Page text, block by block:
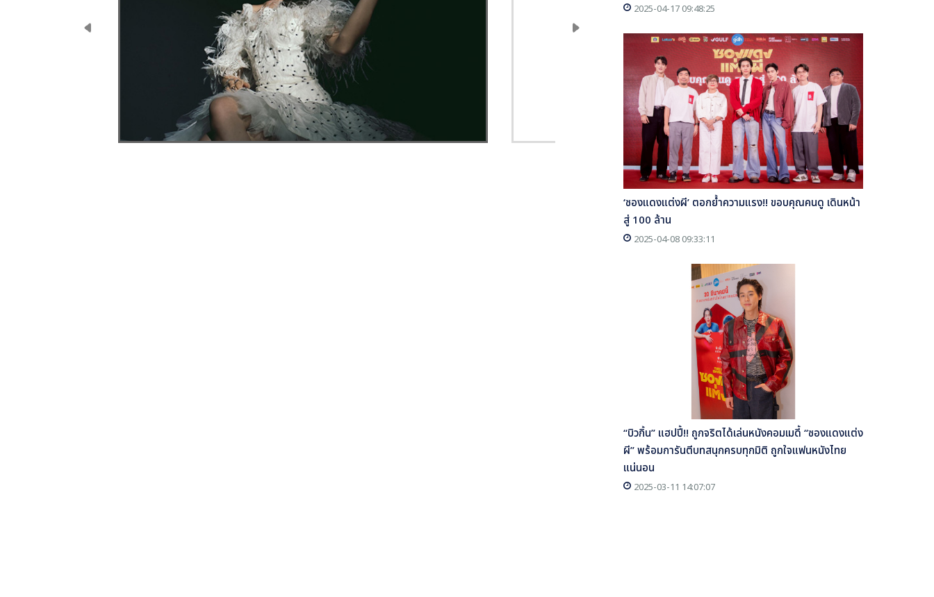
2025-04-17 09:48:25
‘ซองแดงแต่งผี’ ตอกย้ำความแรง!! ขอบคุณคนดู เดินหน้า
สู่ 100 ล้าน
2025-04-08 09:33:11
“บิวกิ้น” แฮปปี้!! ถูกจริตได้เล่นหนังคอมเมดี้ “ซองแดงแต่ง
ผี” พร้อมการันตีบทสนุกครบทุกมิติ ถูกใจแฟนหนังไทย
แน่นอน
2025-03-11 14:07:07